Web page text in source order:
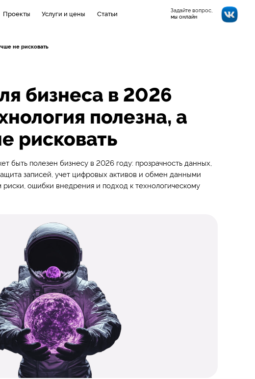
Проекты Услуги и цены Статьи
Задайте вопрос,
мы онлайн
не рисковать
бизнеса в 2026
полезна, а
рисковать
быть полезен бизнесу в 2026 году: прозрачность данных,
записей, учет цифровых активов и обмен данными
ошибки внедрения и подход к технологическому